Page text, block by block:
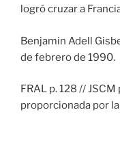
logró cruzar a
Benjamin Adell
de febrero de 1990.
FRAL p. 128 //
proporcionada por